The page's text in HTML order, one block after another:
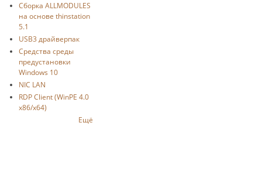
Сборка ALLMODULES
на основе thinstation
5.1
USB3 драйверпак
Средства среды
предустановки
Windows 10
NIC LAN
RDP Client (WinPE 4.0
x86/x64)
Ещё